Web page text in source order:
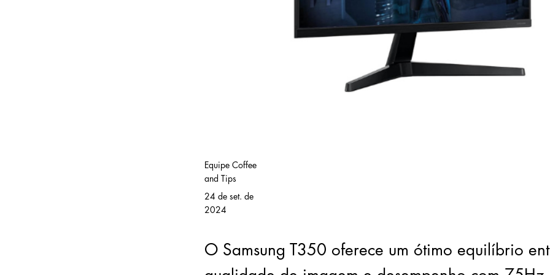
Equipe Coffee
and Tips
24 de set. de
2024
O Samsung T350 oferece um ótimo equilíbrio